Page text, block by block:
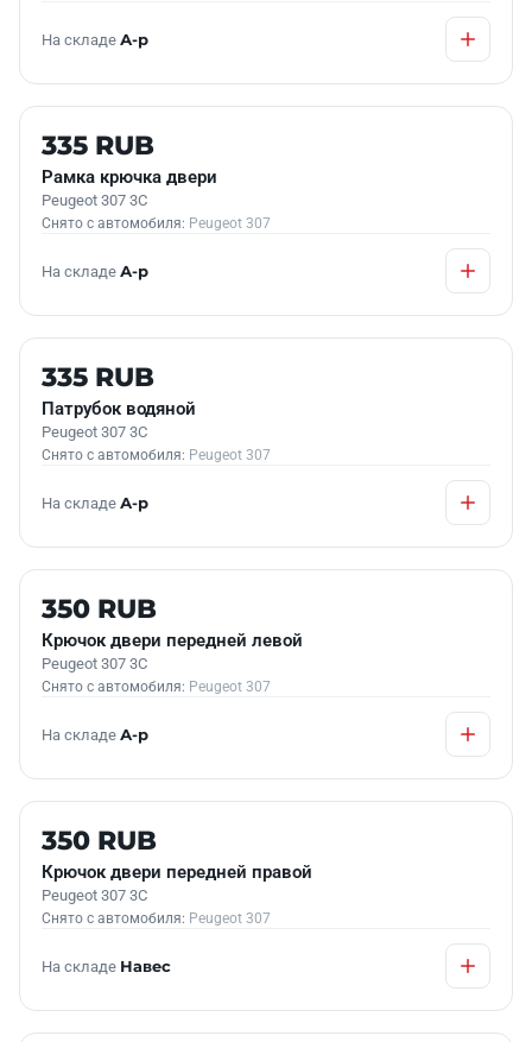
На складе А-р
Б/У В НАЛИЧИИ
335 RUB
Рамка крючка двери
Peugeot 307 3C
Снято с автомобиля: Peugeot 307
На складе А-р
Б/У В НАЛИЧИИ
335 RUB
Патрубок водяной
Peugeot 307 3C
Снято с автомобиля: Peugeot 307
На складе А-р
Б/У В НАЛИЧИИ
350 RUB
Крючок двери передней левой
Peugeot 307 3C
Снято с автомобиля: Peugeot 307
На складе А-р
Б/У В НАЛИЧИИ
350 RUB
Крючок двери передней правой
Peugeot 307 3C
Снято с автомобиля: Peugeot 307
На складе Навес